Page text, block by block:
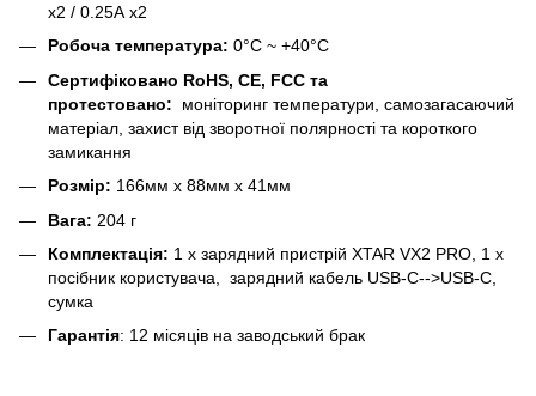
х2 / 0.25А х2
Робоча температура: 0°C ~ +40°C
Сертифіковано RoHS, CE, FCC та
протестовано:
моніторинг температури, самозагасаючий
матеріал, захист від зворотної полярності та короткого
замикання
Розмір: 166мм х 88мм х 41мм
Вага: 204 г
Комплектація: 1 x зарядний пристрій XTAR VX2 PRO, 1 х
посібник користувача, зарядний кабель USB-C-->USB-C,
сумка
Гарантія: 12 місяців на заводський брак